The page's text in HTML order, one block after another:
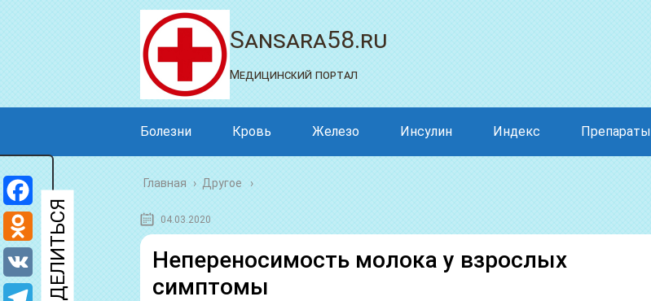
Sansara58.ru
Медицинский портал
Болезни Кровь Железо Инсулин Индекс Препараты
Главная › Другое
04.03.2020
Непереносимость молока у взрослых
симптомы
Facebook
Odnoklassniki
VK